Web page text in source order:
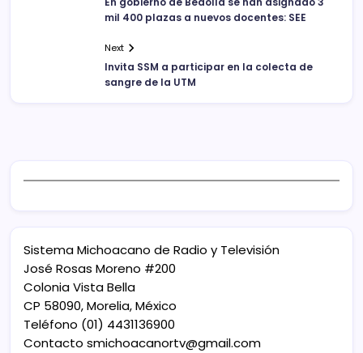
mil 400 plazas a nuevos docentes: SEE
Next
Invita SSM a participar en la colecta de
sangre de la UTM
Sistema Michoacano de Radio y Televisión
José Rosas Moreno #200
Colonia Vista Bella
CP 58090, Morelia, México
Teléfono (01) 4431136900
Contacto smichoacanortv@gmail.com